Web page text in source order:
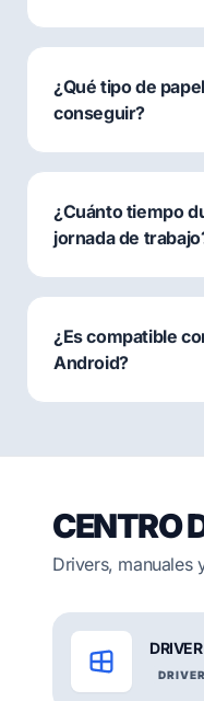
¿Qué tipo de
conseguir?
¿Cuánto tiempo
jornada de
¿Es compatible
Android?
CENTRO
Drivers, manuales